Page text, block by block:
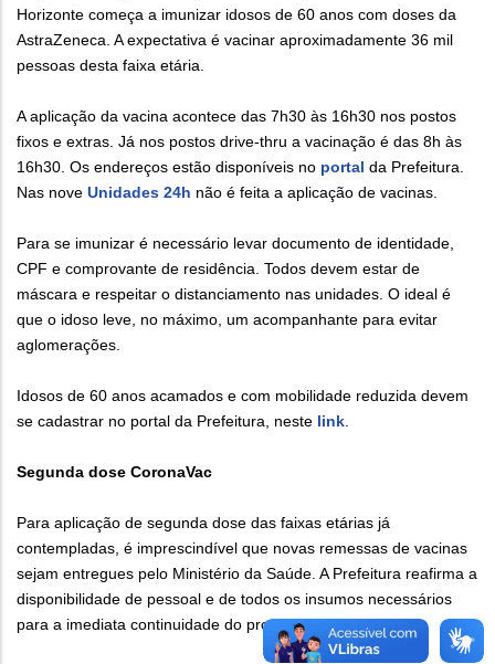
Horizonte começa a imunizar idosos de 60 anos com doses da
AstraZeneca. A expectativa é vacinar aproximadamente 36 mil
pessoas desta faixa etária.
A aplicação da vacina acontece das 7h30 às 16h30 nos postos
fixos e extras. Já nos postos drive-thru a vacinação é das 8h às
16h30. Os endereços estão disponíveis no portal da Prefeitura.
Nas nove Unidades 24h não é feita a aplicação de vacinas.
Para se imunizar é necessário levar documento de identidade,
CPF e comprovante de residência. Todos devem estar de
máscara e respeitar o distanciamento nas unidades. O ideal é
que o idoso leve, no máximo, um acompanhante para evitar
aglomerações.
Idosos de 60 anos acamados e com mobilidade reduzida devem
se cadastrar no portal da Prefeitura, neste link.
Segunda dose CoronaVac
Para aplicação de segunda dose das faixas etárias já
contempladas, é imprescindível que novas remessas de vacinas
sejam entregues pelo Ministério da Saúde. A Prefeitura reafirma a
disponibilidade de pessoal e de todos os insumos necessários
para a imediata continuidade do processo.